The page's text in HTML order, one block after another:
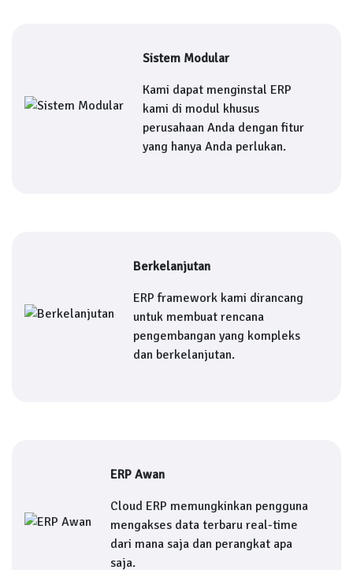
Sistem Modular
Kami dapat menginstal ERP
kami di modul khusus
perusahaan Anda dengan fitur
yang hanya Anda perlukan.
Berkelanjutan
ERP framework kami dirancang
untuk membuat rencana
pengembangan yang kompleks
dan berkelanjutan.
ERP Awan
Cloud ERP memungkinkan pengguna
mengakses data terbaru real-time
dari mana saja dan perangkat apa
saja.